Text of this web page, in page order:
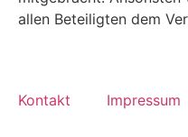
allen Beteiligten dem
Kontakt Impressum